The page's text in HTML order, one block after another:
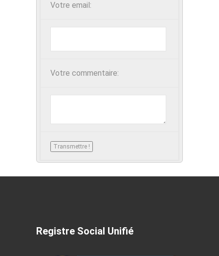
Votre email:
Votre commentaire:
Registre Social Unifié